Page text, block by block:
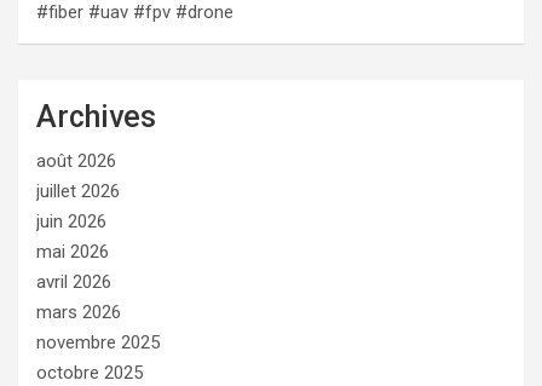
#fiber #uav #fpv #drone
Archives
août 2026
juillet 2026
juin 2026
mai 2026
avril 2026
mars 2026
novembre 2025
octobre 2025